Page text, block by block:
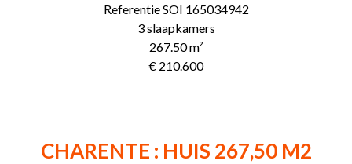
ReferentieSOI 165034942
3 slaapkamers
267.50m²
€ 210.600
CHARENTE : HUIS 267,50 M2